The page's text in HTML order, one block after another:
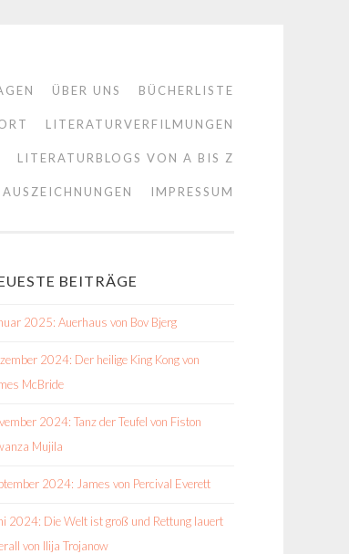
ÜBER UNS BÜCHERLISTE
LITERATURVERFILMUNGEN
LITERATURBLOGS VON A BIS Z
IMPRESSUM
BEITRÄGE
2025: Auerhaus von Bov Bjerg
2024: Der heilige King Kong von
McBride
2024: Tanz der Teufel von Fiston
Mujila
2024: James von Percival Everett
2024: Die Welt ist groß und Rettung lauert
von Ilija Trojanow